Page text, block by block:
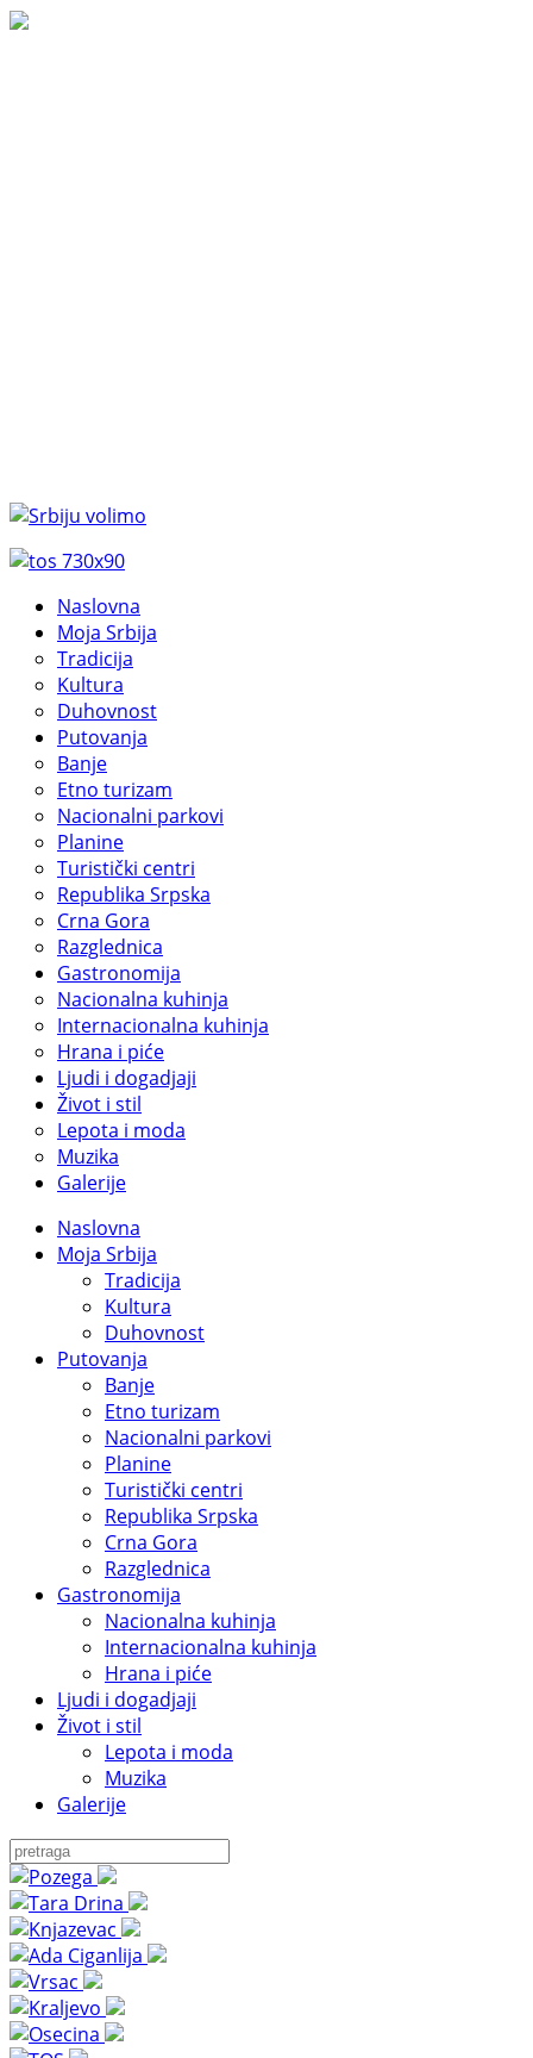
Naslovna
Moja Srbija
Tradicija
Kultura
Duhovnost
Putovanja
Banje
Etno turizam
Nacionalni parkovi
Planine
Turistički centri
Republika Srpska
Crna Gora
Razglednica
Gastronomija
Nacionalna kuhinja
Internacionalna kuhinja
Hrana i piće
Ljudi i dogadjaji
Život i stil
Lepota i moda
Muzika
Galerije
Naslovna
Moja Srbija
Tradicija
Kultura
Duhovnost
Putovanja
Banje
Etno turizam
Nacionalni parkovi
Planine
Turistički centri
Republika Srpska
Crna Gora
Razglednica
Gastronomija
Nacionalna kuhinja
Internacionalna kuhinja
Hrana i piće
Ljudi i dogadjaji
Život i stil
Lepota i moda
Muzika
Galerije